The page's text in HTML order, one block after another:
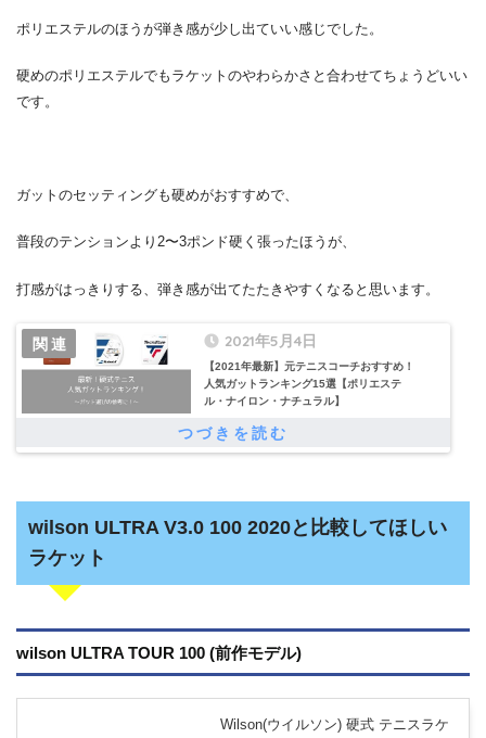
ポリエステルのほうが弾き感が少し出ていい感じでした。
硬めのポリエステルでもラケットのやわらかさと合わせてちょうどいい
です。
ガットのセッティングも硬めがおすすめで、
普段のテンションより2〜3ポンド硬く張ったほうが、
打感がはっきりする、弾き感が出てたたきやすくなると思います。
2021年5月4日
【2021年最新】元テニスコーチおすすめ！
人気ガットランキング15選【ポリエステ
ル・ナイロン・ナチュラル】
wilson ULTRA V3.0 100 2020と比較してほしい
ラケット
wilson ULTRA TOUR 100 (前作モデル)
Wilson(ウイルソン) 硬式 テニスラケ